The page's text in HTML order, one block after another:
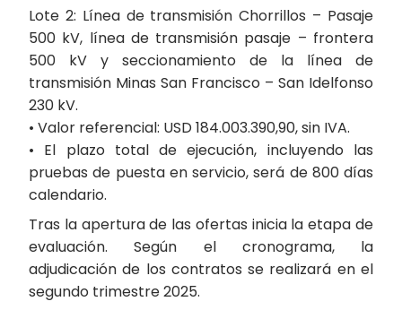
Lote 2: Línea de transmisión Chorrillos – Pasaje
500 kV, línea de transmisión pasaje – frontera
500 kV y seccionamiento de la línea de
transmisión Minas San Francisco – San Idelfonso
230 kV.
• Valor referencial: USD 184.003.390,90, sin IVA.
• El plazo total de ejecución, incluyendo las
pruebas de puesta en servicio, será de 800 días
calendario.
Tras la apertura de las ofertas inicia la etapa de
evaluación. Según el cronograma, la
adjudicación de los contratos se realizará en el
segundo trimestre 2025.